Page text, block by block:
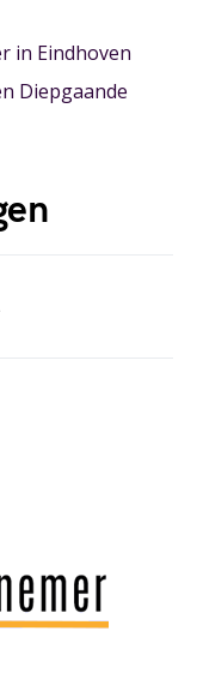
in Eindhoven
Diepgaande